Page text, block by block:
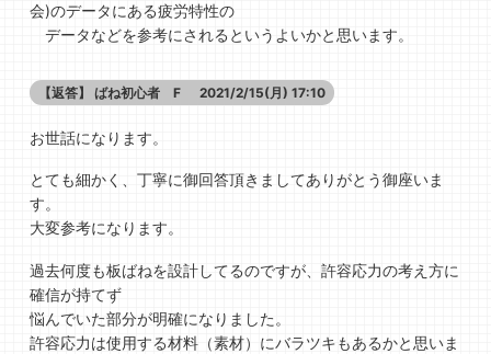
会)のデータにある疲労特性の
データなどを参考にされるというよいかと思います。
【返答】 ばね初心者 F 2021/2/15(月) 17:10
お世話になります。
とても細かく、丁寧に御回答頂きましてありがとう御座いま
す。
大変参考になります。
過去何度も板ばねを設計してるのですが、許容応力の考え方に
確信が持てず
悩んでいた部分が明確になりました。
許容応力は使用する材料（素材）にバラツキもあるかと思いま